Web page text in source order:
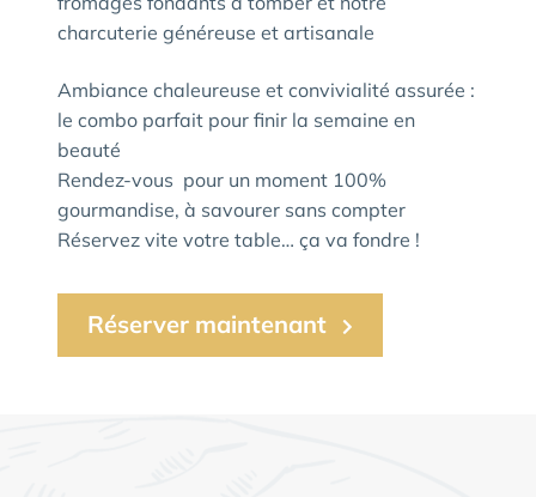
charcuterie généreuse et artisanale
Ambiance chaleureuse et convivialité assurée :
le combo parfait pour finir la semaine en
beauté
Rendez-vous pour un moment 100%
gourmandise, à savourer sans compter
Réservez vite votre table… ça va fondre !
Réserver maintenant